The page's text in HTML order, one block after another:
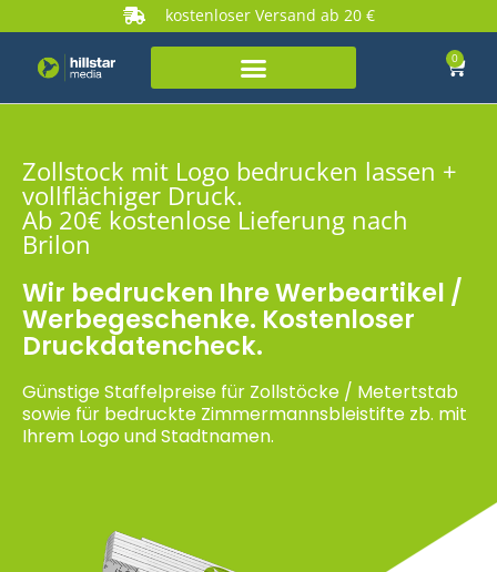
kostenloser Versand ab 20 €
0
Zollstock mit Logo bedrucken lassen +
vollflächiger Druck.
Ab 20€ kostenlose Lieferung nach
Brilon
Wir bedrucken Ihre Werbeartikel /
Werbegeschenke. Kostenloser
Druckdatencheck.
Günstige Staffelpreise für Zollstöcke / Metertstab
sowie für bedruckte Zimmermannsbleistifte zb. mit
Ihrem Logo und Stadtnamen.